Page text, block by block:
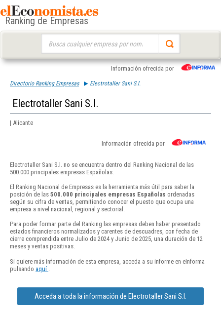
Ranking de Empresas
Información ofrecida por
Directorio Ranking Empresas Electrotaller Sani S.l.
Electrotaller Sani S.l.
| Alicante
Información ofrecida por
Electrotaller Sani S.l. no se encuentra dentro del Ranking Nacional de las
500.000 principales empresas Españolas.
El Ranking Nacional de Empresas es la herramienta más útil para saber la
posición de las 500.000 principales empresas Españolas ordenadas
según su cifra de ventas, permitiendo conocer el puesto que ocupa una
empresa a nivel nacional, regional y sectorial.
Para poder formar parte del Ranking las empresas deben haber presentado
estados financieros normalizados y carentes de descuadres, con fecha de
cierre comprendida entre Julio de 2024 y Junio de 2025, una duración de 12
meses y ventas positivas.
Si quiere más información de esta empresa, acceda a su informe en eInforma
pulsando aquí
Acceda a toda la información de Electrotaller Sani S.l.